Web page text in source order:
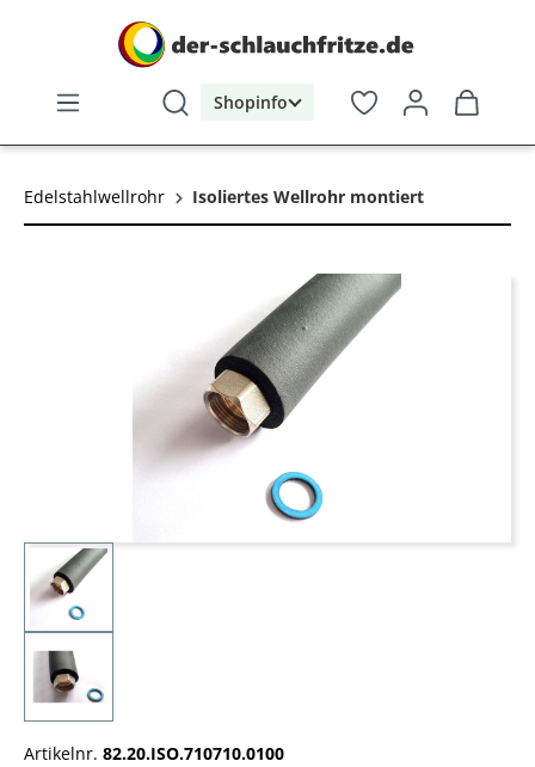
Shopinfo
Edelstahlwellrohr Isoliertes Wellrohr montiert
Artikelnr. 82.20.ISO.710710.0100